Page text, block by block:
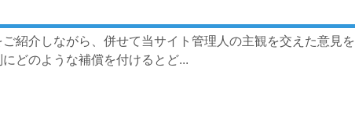
紹介しながら、併せて当サイト管理人の主観を交えた意見を
どのような補償を付けるとど...